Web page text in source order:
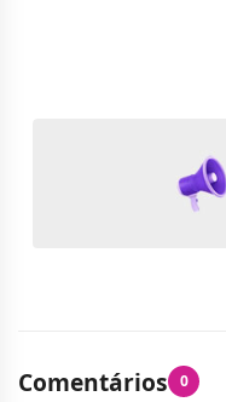
Comentários 0